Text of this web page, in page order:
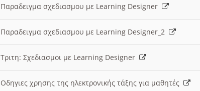
Παραδειγμα σχεδιασμου με Learning Designer
Παραδειγμα σχεδιασμου με Learning Designer_2
Τριτη: Σχεδιασμοι με Learning Designer
Οδηγιες χρησης της ηλεκτρονικής τάξης για μαθητές